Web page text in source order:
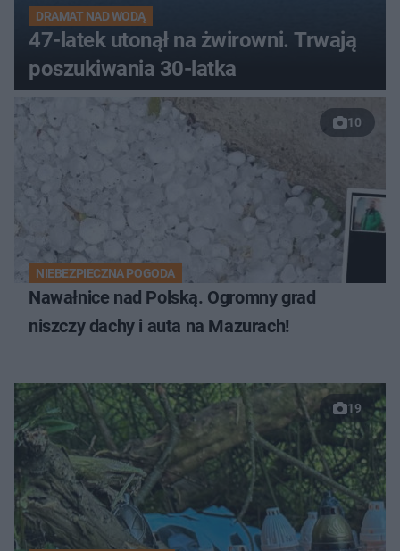
DRAMAT NAD WODĄ
47-latek utonął na żwirowni. Trwają
poszukiwania 30-latka
10
NIEBEZPIECZNA POGODA
Nawałnice nad Polską. Ogromny grad
niszczy dachy i auta na Mazurach!
19